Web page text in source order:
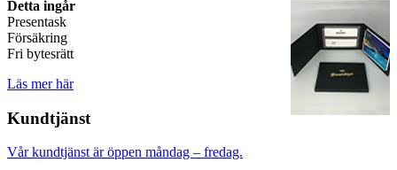
Detta ingår
Presentask
Försäkring
Fri bytesrätt
Läs mer här
Kundtjänst
Vår kundtjänst är öppen måndag – fredag.